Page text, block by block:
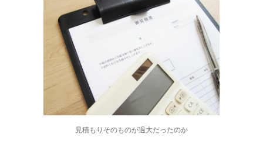
見積もりそのものが過大だったのか